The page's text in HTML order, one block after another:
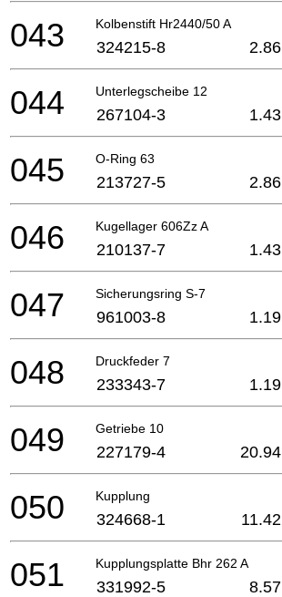
Kolbenstift Hr2440/50 A
043 324215-8 2.86
Unterlegscheibe 12
044 267104-3 1.43
O-Ring 63
045 213727-5 2.86
Kugellager 606Zz A
046 210137-7 1.43
Sicherungsring S-7
047 961003-8 1.19
Druckfeder 7
048 233343-7 1.19
Getriebe 10
049 227179-4 20.94
Kupplung
050 324668-1 11.42
Kupplungsplatte Bhr 262 A
051 331992-5 8.57